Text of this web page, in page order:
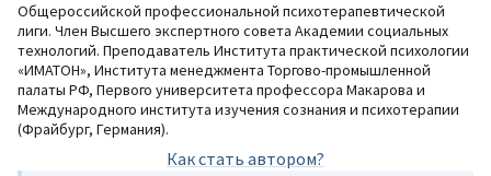
Общероссийской профессиональной психотерапевтической
лиги. Член Высшего экспертного совета Академии социальных
технологий. Преподаватель Института практической психологии
«ИМАТОН», Института менеджмента Торгово-промышленной
палаты РФ, Первого университета профессора Макарова и
Международного института изучения сознания и психотерапии
(Фрайбург, Германия).
Как стать автором?